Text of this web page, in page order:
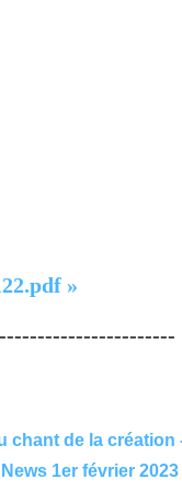
»
chant de la création
1er février 2023